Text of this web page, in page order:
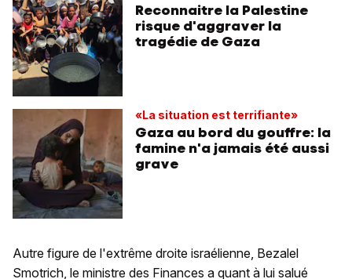
Reconnaitre la Palestine
risque d'aggraver la
tragédie de Gaza
«La situation est terrifiante»
Gaza au bord du gouffre: la
famine n'a jamais été aussi
grave
Autre figure de l'extrême droite israélienne, Bezalel
Smotrich, le ministre des Finances a quant à lui salué